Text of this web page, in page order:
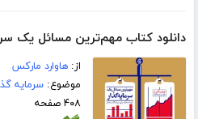
دانلود کتاب مهم‌ترین مسائل یک
از:هاوارد مارکس
موضوع:سرمایه
۴۰۸ صفحه